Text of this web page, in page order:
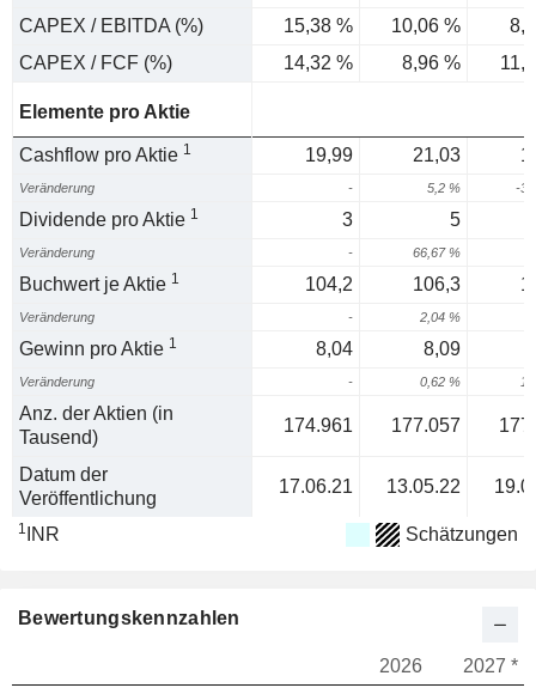
CAPEX / EBITDA (%)
15,38 % 10,06 %
CAPEX / FCF (%)
14,32 % 8,96 %
Elemente pro Aktie
Cashflow pro Aktie 1 19,99 21,03
Veränderung - 5,2 % -
Dividende pro Aktie 1 3 5
Veränderung - 66,67 %
Buchwert je Aktie 1 104,2 106,3
Veränderung - 2,04 %
Gewinn pro Aktie 1 8,04 8,09
Veränderung - 0,62 %
Anz. der Aktien (in
Tausend)
174.961 177.057
Datum der
Veröffentlichung
17.06.21 13.05.22
1 INR Schätzungen
Bewertungskennzahlen
2026 2027 *